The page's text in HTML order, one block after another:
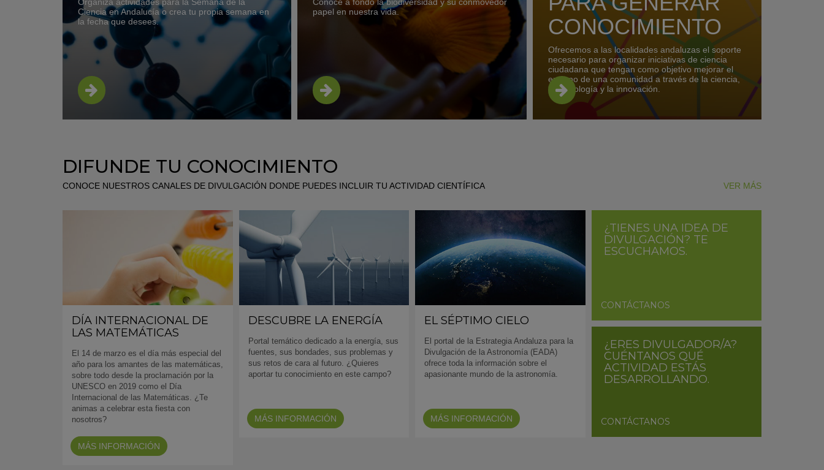
Ciencia en Andalucía o crea tu propia semana en
la fecha que desees.
papel en nuestra vida.
CONOCIMIENTO
Ofrecemos a las localidades andaluzas el soporte
necesario para organizar iniciativas de ciencia
ciudadana que tengan como objetivo mejorar el
entorno de una comunidad a través de la ciencia,
la tecnología y la innovación.
DIFUNDE TU CONOCIMIENTO
CONOCE NUESTROS CANALES DE DIVULGACIÓN DONDE PUEDES INCLUIR TU ACTIVIDAD CIENTÍFICA VER MÁS
DÍA INTERNACIONAL DE
LAS MATEMÁTICAS
El 14 de marzo es el día más especial del
año para los amantes de las matemáticas,
sobre todo desde la proclamación por la
UNESCO en 2019 como el Día
Internacional de las Matemáticas. ¿Te
animas a celebrar esta fiesta con
nosotros?
MÁS INFORMACIÓN
DESCUBRE LA ENERGÍA
Portal temático dedicado a la energía, sus
fuentes, sus bondades, sus problemas y
sus retos de cara al futuro. ¿Quieres
aportar tu conocimiento en este campo?
MÁS INFORMACIÓN
EL SÉPTIMO CIELO
El portal de la Estrategia Andaluza para la
Divulgación de la Astronomía (EADA)
ofrece toda la información sobre el
apasionante mundo de la astronomía.
MÁS INFORMACIÓN
¿TIENES UNA IDEA DE
DIVULGACIÓN? TE
ESCUCHAMOS.
CONTÁCTANOS
¿ERES DIVULGADOR/A?
CUÉNTANOS QUÉ
ACTIVIDAD ESTÁS
DESARROLLANDO.
CONTÁCTANOS